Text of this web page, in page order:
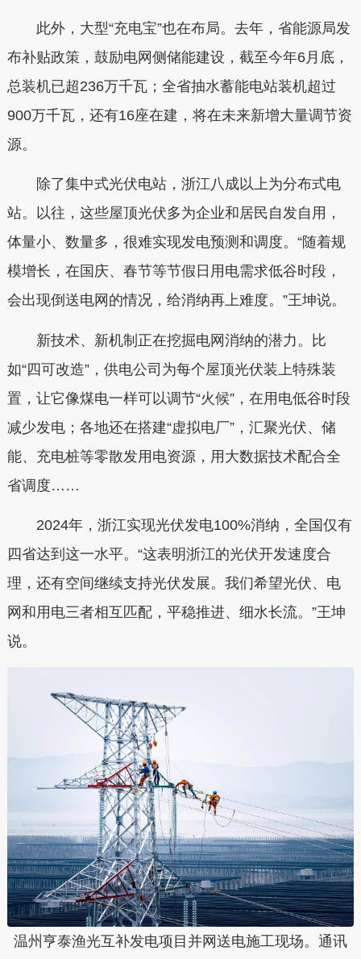
此外，大型“充电宝”也在布局。去年，省能源局发
布补贴政策，鼓励电网侧储能建设，截至今年6月底，
总装机已超236万千瓦；全省抽水蓄能电站装机超过
900万千瓦，还有16座在建，将在未来新增大量调节资
源。
除了集中式光伏电站，浙江八成以上为分布式电
站。以往，这些屋顶光伏多为企业和居民自发自用，
体量小、数量多，很难实现发电预测和调度。“随着规
模增长，在国庆、春节等节假日用电需求低谷时段，
会出现倒送电网的情况，给消纳再上难度。”王坤说。
新技术、新机制正在挖掘电网消纳的潜力。比
如“四可改造”，供电公司为每个屋顶光伏装上特殊装
置，让它像煤电一样可以调节“火候”，在用电低谷时段
减少发电；各地还在搭建“虚拟电厂”，汇聚光伏、储
能、充电桩等零散发用电资源，用大数据技术配合全
省调度……
2024年，浙江实现光伏发电100%消纳，全国仅有
四省达到这一水平。“这表明浙江的光伏开发速度合
理，还有空间继续支持光伏发展。我们希望光伏、电
网和用电三者相互匹配，平稳推进、细水长流。”王坤
说。
温州亨泰渔光互补发电项目并网送电施工现场。通讯